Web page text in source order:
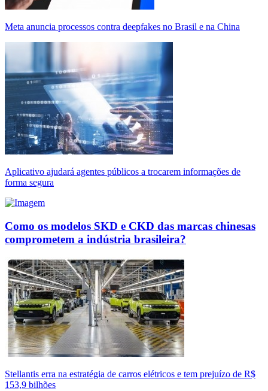
Meta anuncia processos contra deepfakes no Brasil e na China
Aplicativo ajudará agentes públicos a trocarem informações de
forma segura
Como os modelos SKD e CKD das marcas chinesas
comprometem a indústria brasileira?
Stellantis erra na estratégia de carros elétricos e tem prejuízo de R$
153,9 bilhões